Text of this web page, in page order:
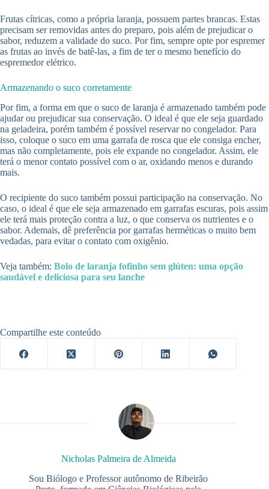
Frutas cítricas, como a própria laranja, possuem partes brancas. Estas
precisam ser removidas antes do preparo, pois além de prejudicar o
sabor, reduzem a validade do suco. Por fim, sempre opte por espremer
as frutas ao invés de batê-las, a fim de ter o mesmo benefício do
espremedor elétrico.
Armazenando o suco corretamente
Por fim, a forma em que o suco de laranja é armazenado também pode
ajudar ou prejudicar sua conservação. O ideal é que ele seja guardado
na geladeira, porém também é possível reservar no congelador. Para
isso, coloque o suco em uma garrafa de rosca que ele consiga encher,
mas não completamente, pois ele expande no congelador. Assim, ele
terá o menor contato possível com o ar, oxidando menos e durando
mais.
O recipiente do suco também possui participação na conservação. No
caso, o ideal é que ele seja armazenado em garrafas escuras, pois assim
ele terá mais proteção contra a luz, o que conserva os nutrientes e o
sabor. Ademais, dê preferência por garrafas herméticas o muito bem
vedadas, para evitar o contato com oxigênio.
Veja também: Bolo de laranja fofinho sem glúten: uma opção
saudável e deliciosa para seu lanche
Compartilhe este conteúdo
Nicholas Palmeira de Almeida
Sou Biólogo e Professor autônomo de Ribeirão